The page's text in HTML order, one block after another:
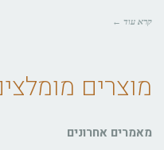
קרא עוד ←
מוצרים
מאמרים אחרונים